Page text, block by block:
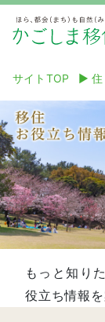
サイトTOP ▶︎
もっと知り
役立ち情報を